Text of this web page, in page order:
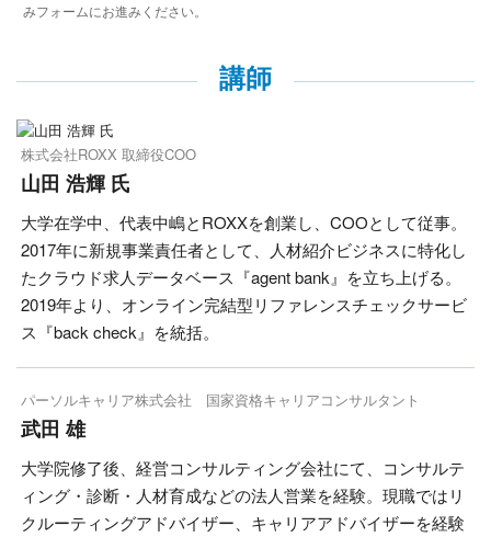
みフォームにお進みください。
講師
株式会社ROXX 取締役COO
山田 浩輝 氏
大学在学中、代表中嶋とROXXを創業し、COOとして従事。
2017年に新規事業責任者として、人材紹介ビジネスに特化し
たクラウド求人データベース『agent bank』を立ち上げる。
2019年より、オンライン完結型リファレンスチェックサービ
ス『back check』を統括。
パーソルキャリア株式会社 国家資格キャリアコンサルタント
武田 雄
大学院修了後、経営コンサルティング会社にて、コンサルテ
ィング・診断・人材育成などの法人営業を経験。現職ではリ
クルーティングアドバイザー、キャリアアドバイザーを経験